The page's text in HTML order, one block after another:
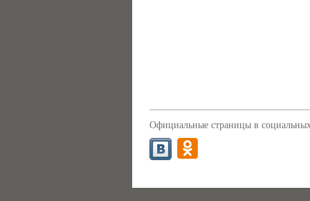
Официальные страницы в социальных